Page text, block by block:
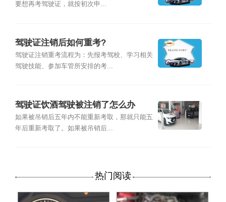
要想再考驾驶证，就按初次申...
驾驶证注销后如何重考?
驾驶证注销重考流程为：先报考驾校、学习相关
驾驶技能、参加车管所安排的考...
驾驶证饮酒驾驶被注销了怎么办
如果被吊销后五年内不能重新考取，那就只能五
年后重新考取了。如果被吊销后...
热门阅读